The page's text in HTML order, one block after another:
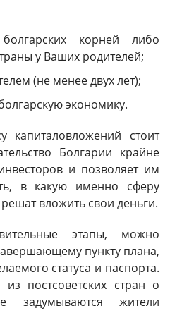
корней либо
у Ваших родителей;
(не менее двух лет);
экономику.
капиталовложений стоит
Болгарии крайне
и позволяет им
в какую именно сферу
вложить свои деньги.
этапы, можно
пункту плана,
статуса и паспорта.
постсоветских стран о
задумываются жители